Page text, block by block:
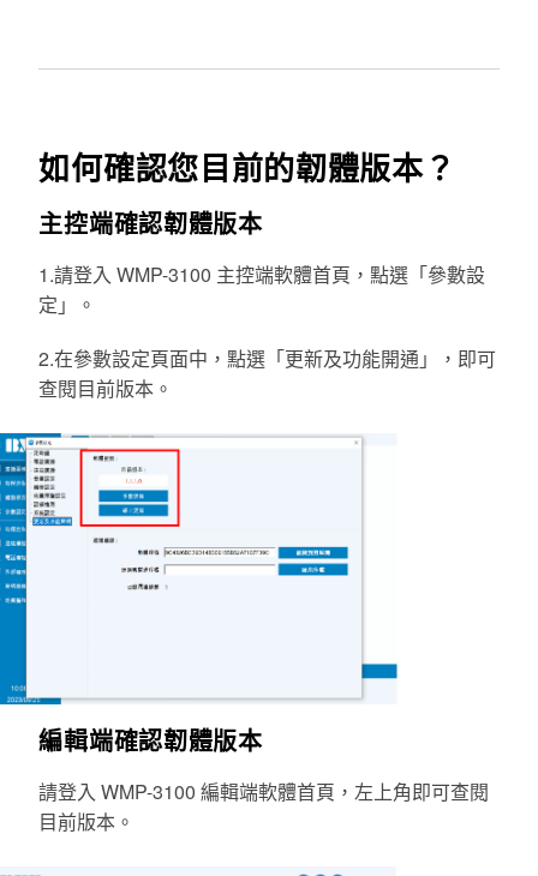
如何確認您目前的韌體版本？
主控端確認韌體版本
1.請登入 WMP-3100 主控端軟體首頁，點選「參數設
定」。
2.在參數設定頁面中，點選「更新及功能開通」，即可
查閱目前版本。
編輯端確認韌體版本
請登入 WMP-3100 編輯端軟體首頁，左上角即可查閱
目前版本 。